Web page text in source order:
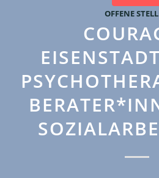
OFFENE